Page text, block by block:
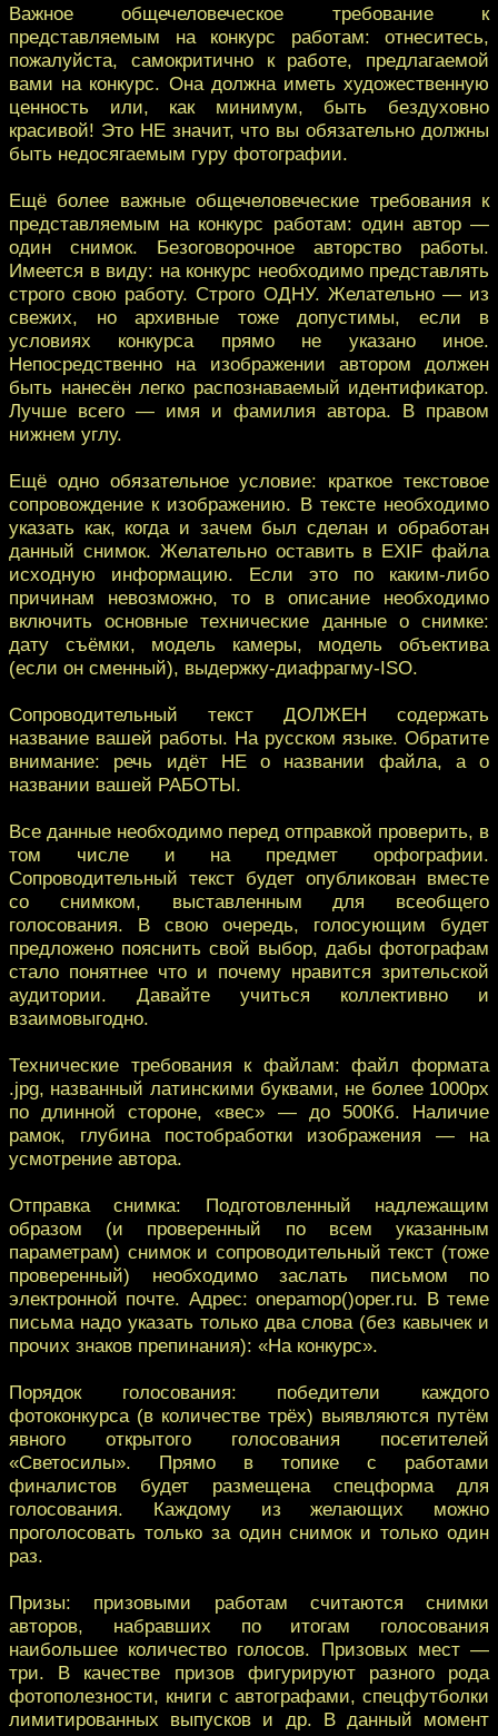
Важное общечеловеческое требование к
представляемым на конкурс работам: отнеситесь,
пожалуйста, самокритично к работе, предлагаемой
вами на конкурс. Она должна иметь художественную
ценность или, как минимум, быть бездуховно
красивой! Это НЕ значит, что вы обязательно должны
быть недосягаемым гуру фотографии.
Ещё более важные общечеловеческие требования к
представляемым на конкурс работам: один автор —
один снимок. Безоговорочное авторство работы.
Имеется в виду: на конкурс необходимо представлять
строго свою работу. Строго ОДНУ. Желательно — из
свежих, но архивные тоже допустимы, если в
условиях конкурса прямо не указано иное.
Непосредственно на изображении автором должен
быть нанесён легко распознаваемый идентификатор.
Лучше всего — имя и фамилия автора. В правом
нижнем углу.
Ещё одно обязательное условие: краткое текстовое
сопровождение к изображению. В тексте необходимо
указать как, когда и зачем был сделан и обработан
данный снимок. Желательно оставить в EXIF файла
исходную информацию. Если это по каким-либо
причинам невозможно, то в описание необходимо
включить основные технические данные о снимке:
дату съёмки, модель камеры, модель объектива
(если он сменный), выдержку-диафрагму-ISO.
Сопроводительный текст ДОЛЖЕН содержать
название вашей работы. На русском языке. Обратите
внимание: речь идёт НЕ о названии файла, а о
названии вашей РАБОТЫ.
Все данные необходимо перед отправкой проверить, в
том числе и на предмет орфографии.
Сопроводительный текст будет опубликован вместе
со снимком, выставленным для всеобщего
голосования. В свою очередь, голосующим будет
предложено пояснить свой выбор, дабы фотографам
стало понятнее что и почему нравится зрительской
аудитории. Давайте учиться коллективно и
взаимовыгодно.
Технические требования к файлам: файл формата
.jpg, названный латинскими буквами, не более 1000px
по длинной стороне, «вес» — до 500Кб. Наличие
рамок, глубина постобработки изображения — на
усмотрение автора.
Отправка снимка: Подготовленный надлежащим
образом (и проверенный по всем указанным
параметрам) снимок и сопроводительный текст (тоже
проверенный) необходимо заслать письмом по
электронной почте. Адрес: onepamop()oper.ru. В теме
письма надо указать только два слова (без кавычек и
прочих знаков препинания): «На конкурс».
Порядок голосования: победители каждого
фотоконкурса (в количестве трёх) выявляются путём
явного открытого голосования посетителей
«Светосилы». Прямо в топике с работами
финалистов будет размещена спецформа для
голосования. Каждому из желающих можно
проголосовать только за один снимок и только один
раз.
Призы: призовыми работам считаются снимки
авторов, набравших по итогам голосования
наибольшее количество голосов. Призовых мест —
три. В качестве призов фигурируют разного рода
фотополезности, книги с автографами, спецфутболки
лимитированных выпусков и др. В данный момент